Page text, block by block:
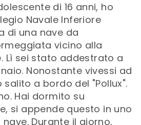
di 16 anni, ho
Navale Inferiore
di una nave da
vicino alla
Lì sei stato addestrato a
Nonostante vivessi ad
a bordo del "Pollux".
Hai dormito su
si appende questo in uno
Durante il giorno,